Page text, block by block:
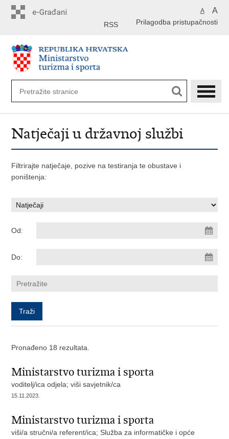
A A
Prilagodba pristupačnosti
RSS
Natječaji u državnoj službi
Filtrirajte natječaje, pozive na testiranja te obustave i
poništenja:
Od:
Do:
Pronađeno 18 rezultata.
Ministarstvo turizma i sporta
voditelj/ica odjela; viši savjetnik/ca
15.11.2023.
Ministarstvo turizma i sporta
viši/a stručni/a referent/ica; Služba za informatičke i opće